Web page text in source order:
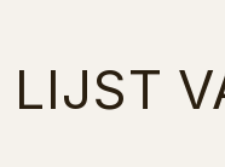
LIJST